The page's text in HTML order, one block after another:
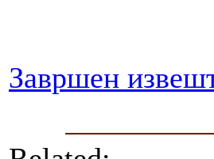
Завршен